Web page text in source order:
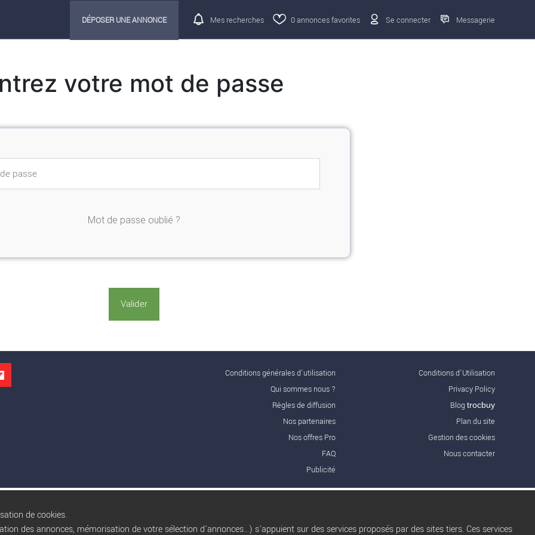
DÉPOSER UNE ANNONCE Mes recherches 0annonces favorites Se connecter Messagerie
votre mot de passe
Mot de passe oublié ?
Conditions générales d'utilisation
Qui sommes nous ?
Règles de diffusion
Nos partenaires
Nos offres Pro
FAQ
Publicité
Conditions d’Utilisation
Privacy Policy
Blog trocbuy
Plan du site
Gestion des cookies
Nous contacter
de cookies.
des annonces, mémorisation de votre sélection d'annonces...) s'appuient sur des services proposés par des sites tiers. Ces services